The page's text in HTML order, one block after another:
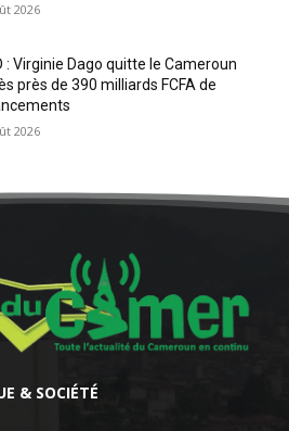
2026
: Virginie Dago quitte le Cameroun
près de 390 milliards FCFA de
2026
& SOCIÉTÉ